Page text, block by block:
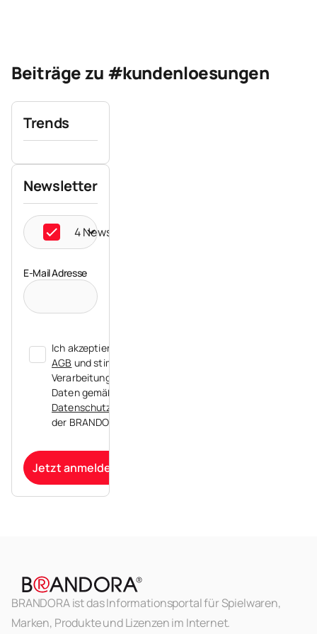
Beiträge zu #kundenloesungen
Trends
Newsletter
4 Newsletter ausgewählt
E-Mail Adresse
Ich akzeptiere die
AGB und stimme der
Verarbeitung meiner
Daten gemäß der
Datenschutzerklärung
der BRANDORA zu.
Jetzt anmelden
BRANDORA ist das Informationsportal für Spielwaren,
Marken, Produkte und Lizenzen im Internet.